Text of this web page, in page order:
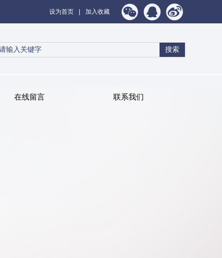
设为首页 加入收藏
搜索
在线留言 联系我们